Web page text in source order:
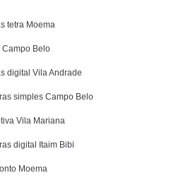
tetra Moema
Campo Belo
digital Vila Andrade
simples Campo Belo
Vila Mariana
digital Itaim Bibi
Moema